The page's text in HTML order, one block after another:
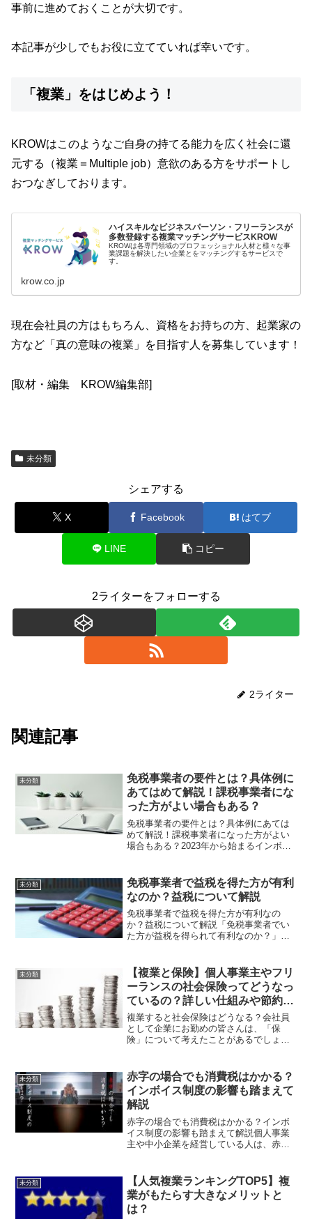
事前に進めておくことが大切です。
本記事が少しでもお役に立てていれば幸いです。
「複業」をはじめよう！
KROWはこのようなご自身の持てる能力を広く社会に還
元する（複業＝Multiple job）意欲のある方をサポートし
おつなぎしております。
ハイスキルなビジネスパーソン・フリーランスが
多数登録する複業マッチングサービスKROW
KROWは各専門領域のプロフェッショナル人材と様々な事
業課題を解決したい企業とをマッチングするサービスで
す。
krow.co.jp
現在会社員の方はもちろん、資格をお持ちの方、起業家の
方など「真の意味の複業」を目指す人を募集しています！
[取材・編集 KROW編集部]
未分類
シェアする
X Facebook はてブ
LINE コピー
2ライターをフォローする
2ライター
関連記事
未分類
免税事業者の要件とは？具体例に
あてはめて解説！課税事業者にな
った方がよい場合もある？
免税事業者の要件とは？具体例にあては
めて解説！課税事業者になった方がよい
場合もある？2023年から始まるインボイ
知識に自信がなく、自分はどうすべきか
迷っている複業者の方...
未分類
免税事業者で益税を得た方が有利
なのか？益税について解説
免税事業者で益税を得た方が有利なの
か？益税について解説「免税事業者でい
た方が益税を得られて有利なのか？」
方もいらっしゃるのではないでしょう
か。この記事では免税事業者が得...
未分類
【複業と保険】個人事業主やフリ
ーランスの社会保険ってどうなっ
ているの？詳しい仕組みや節約の
方法を解説！
複業すると社会保険はどうなる？会社員
として企業にお勤めの皆さんは、「保
険」について考えたことがあるでしょう
まで気にしたことがない方も多いでしょ
う。しかし、複業で収入が発生...
未分類
赤字の場合でも消費税はかかる？
インボイス制度の影響も踏まえて
解説
赤字の場合でも消費税はかかる？インボ
イス制度の影響も踏まえて解説個人事業
主や中小企業を経営している人は、赤字
て、少しでも節税したいと考えますよ
ね。そこで、「赤字の場合、...
未分類
【人気複業ランキングTOP5】複
業がもたらす大きなメリットと
は？